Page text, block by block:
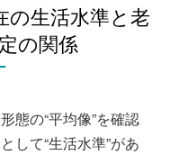
の生活水準と老
の関係
態の“平均像”を確認
して“生活水準”があ